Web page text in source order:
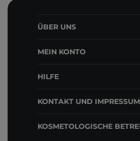
ÜBER UNS
MEIN KONTO
HILFE
KONTAKT UND IMPRESSUM
KOSMETOLOGISCHE